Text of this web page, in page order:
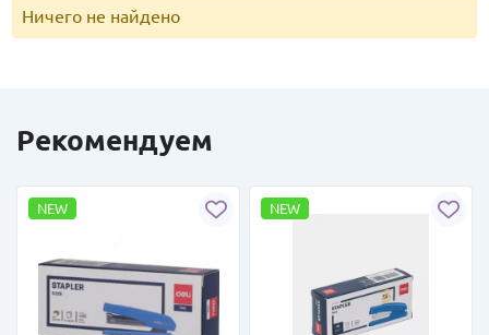
Ничего не найдено
Рекомендуем
NEW NEW